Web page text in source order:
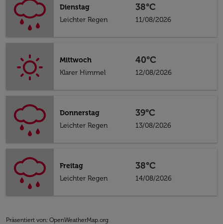
Dienstag
Leichter Regen
38°C
11/08/2026
Mittwoch
Klarer Himmel
40°C
12/08/2026
Donnerstag
Leichter Regen
39°C
13/08/2026
Freitag
Leichter Regen
38°C
14/08/2026
Präsentiert von: OpenWeatherMap.org